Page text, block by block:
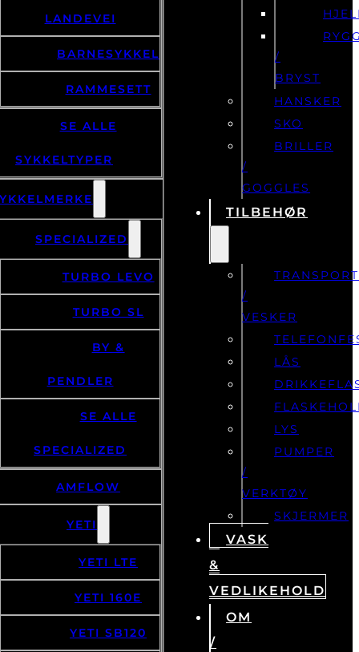
LANDEVEI
BARNESYKKEL
RAMMESETT
SE ALLE
SYKKELTYPER
SPECIALIZED
TURBO LEVO
TURBO SL
BY &
PENDLER
SE ALLE
SPECIALIZED
AMFLOW
YETI
YETI LTE
YETI 160E
YETI SB120
/
BRYST
HANSKER
SKO
BRILLER
/
GOGGLES
TILBEHØR
TRANSPORT
/
VESKER
LÅS
LYS
PUMPER
/
VERKTØY
SKJERMER
VASK
&
VEDLIKEHOLD
OM
/